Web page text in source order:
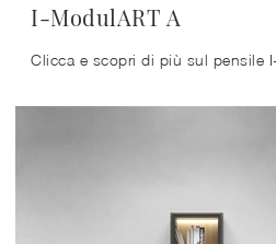
I-ModulART A